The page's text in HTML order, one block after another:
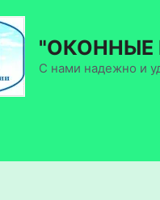
"ОКОННЫЕ
С нами надежно и